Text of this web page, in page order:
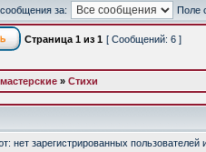
за: Поле
Страница 1 из 1 [ Сообщений: 6 ]
» Стихи
нет зарегистрированных пользователей